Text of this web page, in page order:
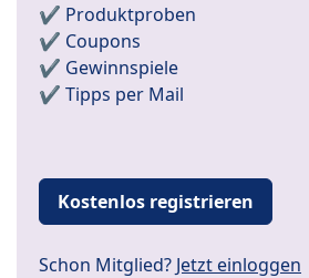
✔️ Produktproben
✔️ Coupons
✔️ Gewinnspiele
✔️ Tipps per Mail
Kostenlos registrieren
Schon Mitglied? Jetzt einloggen